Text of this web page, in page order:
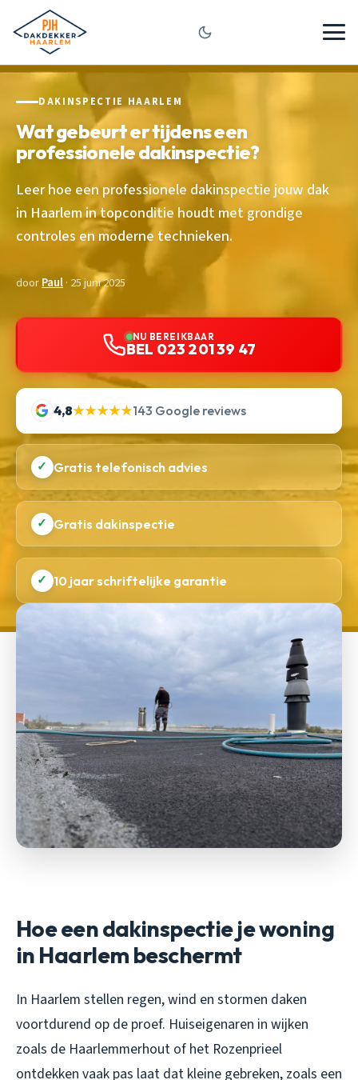
DAKINSPECTIE HAARLEM
Wat gebeurt er tijdens een
professionele dakinspectie?
Leer hoe een professionele dakinspectie jouw dak
in Haarlem in topconditie houdt met grondige
controles en moderne technieken.
doorPaul· 25 juni 2025
NU BEREIKBAAR
BEL 023 201 39 47
4,8★★★★★143 Google reviews
✓ Gratis telefonisch advies
✓ Gratis dakinspectie
✓ 10 jaar schriftelijke garantie
Hoe een dakinspectie je woning
in Haarlem beschermt
In Haarlem stellen regen, wind en stormen daken
voortdurend op de proef. Huiseigenaren in wijken
zoals de Haarlemmerhout of het Rozenprieel
ontdekken vaak pas laat dat kleine gebreken, zoals een